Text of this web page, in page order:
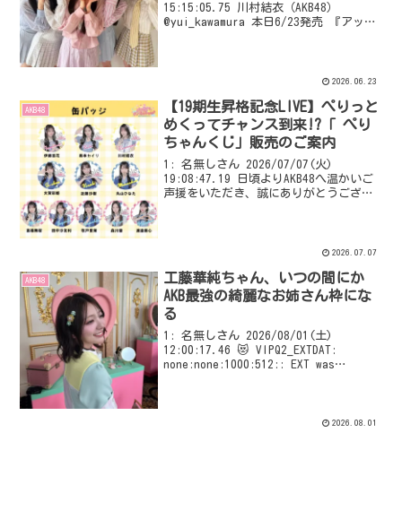
15:15:05.75 川村結衣（AKB48）
@yui_kawamura 本日6/23発売 『アップ
2026.06.23
AKB48
【19期生昇格記念LIVE】ぺりっと
めくってチャンス到来!?「 ぺり
ちゃんくじ」販売のご案内
1: 名無しさん 2026/07/07(火)
19:08:47.19 日頃よりAKB48へ温かいご
声援をいただき、誠にありがとうござい
2026.07.07
AKB48
工藤華純ちゃん、いつの間にか
AKB最強の綺麗なお姉さん枠にな
る
1: 名無しさん 2026/08/01(土)
12:00:17.46 😻 VIPQ2_EXTDAT:
none:none:1000:512:: EXT was
2026.08.01